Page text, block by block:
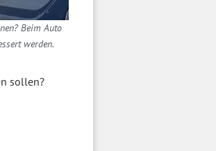
Beim Auto
werden.
sollen?